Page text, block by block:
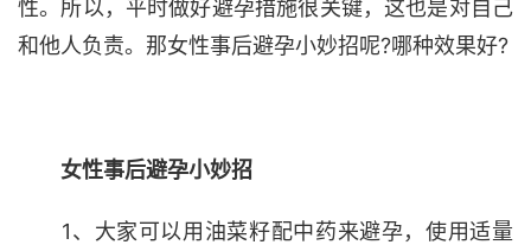
性。所以，平时做好避孕措施很关键，这也是对自己
和他人负责。那女性事后避孕小妙招呢?哪种效果好?
女性事后避孕小妙招
1、大家可以用油菜籽配中药来避孕，使用适量